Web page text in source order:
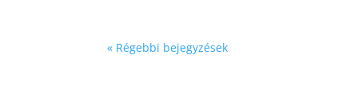
« Régebbi bejegyzések